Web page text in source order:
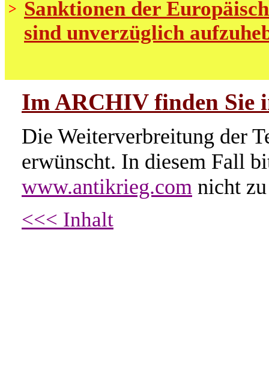
> Sanktionen der
sind unverzüglich
Im ARCHIV finden Sie
Die Weiterverbreitung der
erwünscht. In diesem Fall
www.antikrieg.com nicht
<<< Inhalt